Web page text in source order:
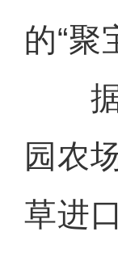
的“聚
据
园农
草进